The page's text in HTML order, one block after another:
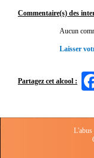
Commentaire(s) des
Aucun
Laisser
Partagez cet alcool :
L'abus